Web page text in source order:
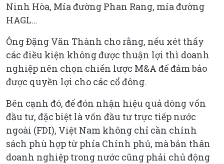
Ninh Hòa, Mía đường Phan Rang, mía đường
HAGL…
Ông Đặng Văn Thành cho rằng, nếu xét thấy
các điều kiện không được thuận lợi thì doanh
nghiệp nên chọn chiến lược M&A để đảm bảo
được quyền lợi cho các cổ đông.
Bên cạnh đó, để đón nhận hiệu quả dòng vốn
đầu tư, đặc biệt là vốn đầu tư trực tiếp nước
ngoài (FDI), Việt Nam không chỉ cần chính
sách phù hợp từ phía Chính phủ, mà bản thân
doanh nghiệp trong nước cũng phải chủ động